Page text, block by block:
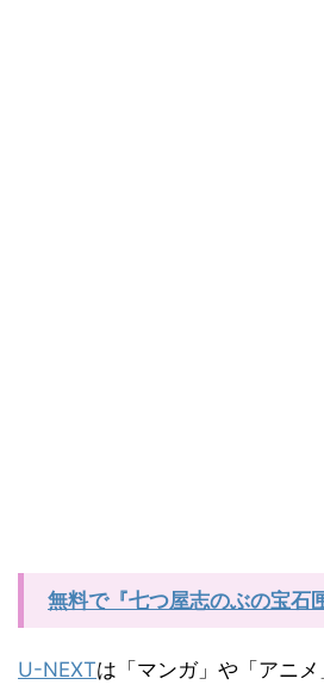
無料で『七つ屋志のぶの宝石
U-NEXTは「マンガ」や「アニ